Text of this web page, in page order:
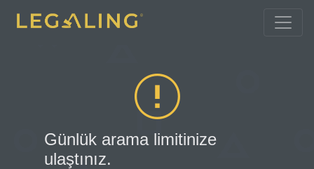
Günlük arama limitinize
ulaştınız.